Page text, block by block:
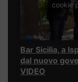
cookie
Bar Sicilia, a
dal nuovo
VIDEO